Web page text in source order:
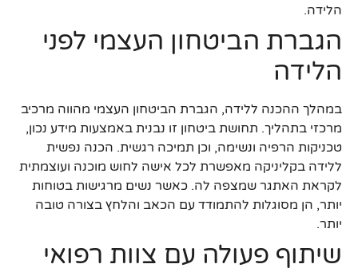
הלידה.
הגברת הביטחון העצמי לפני
הלידה
במהלך ההכנה ללידה, הגברת הביטחון העצמי מהווה מרכיב
מרכזי בתהליך. תחושת ביטחון זו נבנית באמצעות מידע נכון,
טכניקות הרפיה ונשימה, וכן תמיכה רגשית. הכנה נפשית
ללידה בקליניקה מאפשרת לכל אישה לחוש מוכנה ועוצמתית
לקראת האתגר שמצפה לה. כאשר נשים מרגישות בטוחות
יותר, הן מסוגלות להתמודד עם הכאב והלחץ בצורה טובה
יותר.
שיתוף פעולה עם צוות רפואי